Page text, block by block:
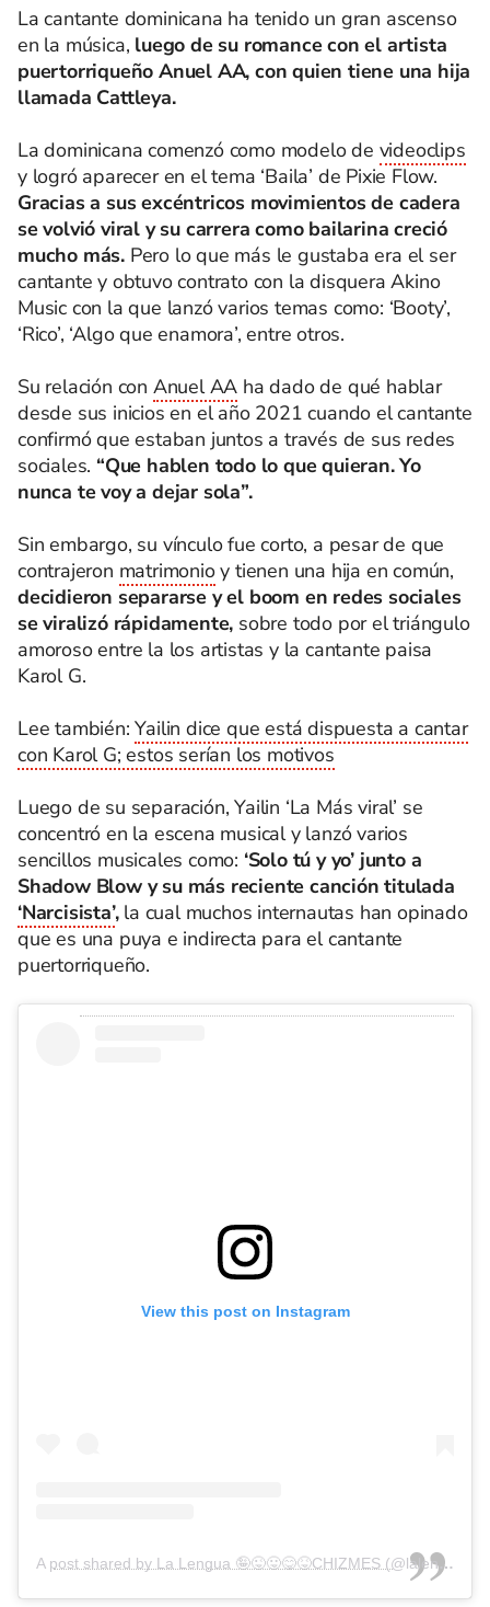
La cantante dominicana ha tenido un gran ascenso
en la música, luego de su romance con el artista
puertorriqueño Anuel AA, con quien tiene una hija
llamada Cattleya.
La dominicana comenzó como modelo de videoclips
y logró aparecer en el tema ‘Baila’ de Pixie Flow.
Gracias a sus excéntricos movimientos de cadera
se volvió viral y su carrera como bailarina creció
mucho más. Pero lo que más le gustaba era el ser
cantante y obtuvo contrato con la disquera Akino
Music con la que lanzó varios temas como: ‘Booty’,
‘Rico’, ‘Algo que enamora’, entre otros.
Su relación con Anuel AA ha dado de qué hablar
desde sus inicios en el año 2021 cuando el cantante
confirmó que estaban juntos a través de sus redes
sociales. “Que hablen todo lo que quieran. Yo
nunca te voy a dejar sola”.
Sin embargo, su vínculo fue corto, a pesar de que
contrajeron matrimonioy tienen una hija en común,
decidieron separarse y el boom en redes sociales
se viralizó rápidamente, sobre todo por el triángulo
amoroso entre la los artistas y la cantante paisa
Karol G.
Lee también:Yailin dice que está dispuesta a cantar
con Karol G; estos serían los motivos
Luego de su separación, Yailin ‘La Más viral’ se
concentró en la escena musical y lanzó varios
sencillos musicales como: ‘Solo tú y yo’ junto a
Shadow Blow y su más reciente canción titulada
‘Narcisista’,la cual muchos internautas han opinado
que es una puya e indirecta para el cantante
puertorriqueño.
View this post on Instagram
A post shared by La Lengua 🤪😜😛😋😝CHIZMES (@lalenguateve)